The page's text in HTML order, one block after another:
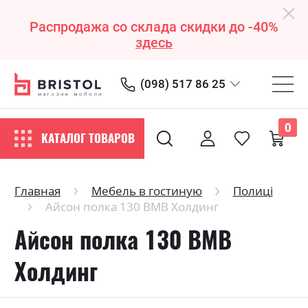
Распродажа со склада скидки до -40%
здесь
(098) 517 86 25
КАТАЛОГ ТОВАРОВ
0
Главная Мебель в гостиную
Полиці
Айсон полка 130 ВМВ Холдинг
Айсон полка 130 ВМВ
Холдинг